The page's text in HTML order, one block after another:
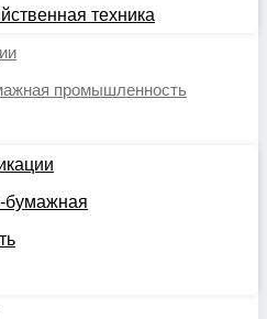
техника
промышленность
бумажная